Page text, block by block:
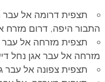
תצפית דרומה אל עבר
התבור היפה, דרום מזרח
תצפית מזרחה אל עבר
מזרחה אל עבר אגן נחל
תצפית צפונה אל עבר